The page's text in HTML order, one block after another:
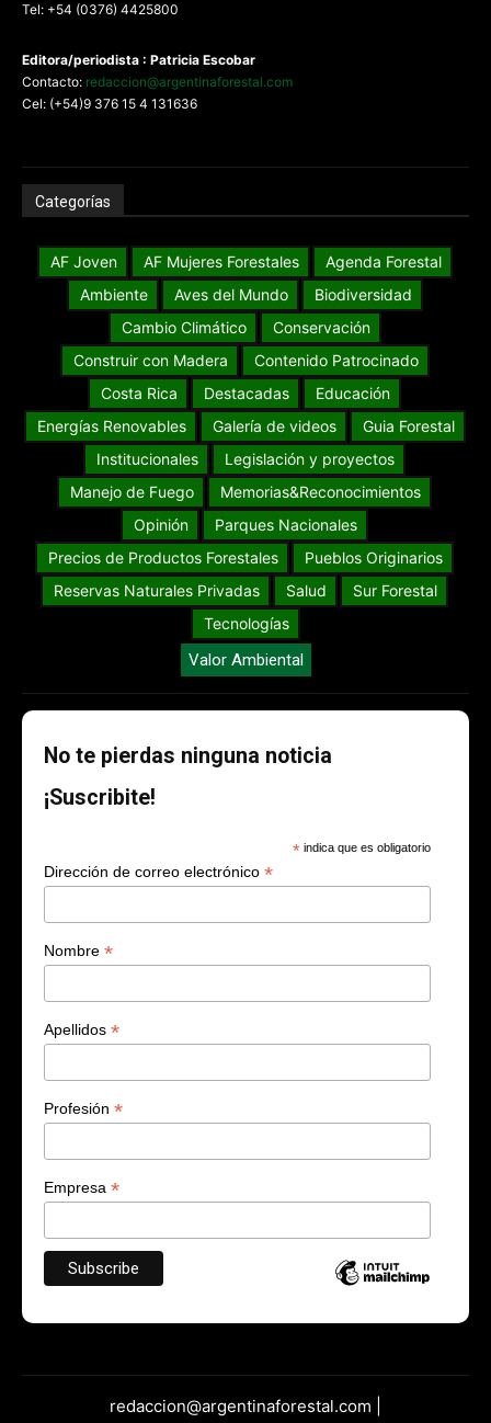
Tel: +54 (0376) 4425800
Editora/periodista : Patricia Escobar
Contacto: redaccion@argentinaforestal.com
Cel: (+54)9 376 15 4 131636
Categorías
AF Joven AF Mujeres Forestales
Agenda Forestal
Ambiente
Aves del Mundo
Biodiversidad
Cambio Climático
Conservación
Construir con Madera
Contenido Patrocinado
Costa Rica
Destacadas
Educación
Energías Renovables
Galería de videos
Guia Forestal
Institucionales
Legislación y proyectos
Manejo de Fuego
Memorias&Reconocimientos
Opinión
Parques Nacionales
Precios de Productos Forestales
Pueblos Originarios
Reservas Naturales Privadas
Salud
Sur Forestal
Tecnologías
Valor Ambiental
No te pierdas ninguna noticia
¡Suscribite!
* indica que es obligatorio
Dirección de correo electrónico *
Nombre *
Apellidos *
Profesión *
Empresa *
redaccion@argentinaforestal.com |